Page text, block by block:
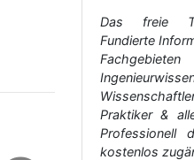
Das freie
Fundierte
Praktiker &
Professionell
kostenlos